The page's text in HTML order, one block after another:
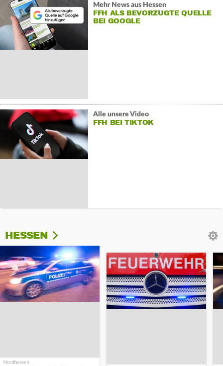
Mehr News aus Hessen
FFH ALS BEVORZUGTE QUELLE
BEI GOOGLE
Alle unsere Video
FFH BEI TIKTOK
HESSEN